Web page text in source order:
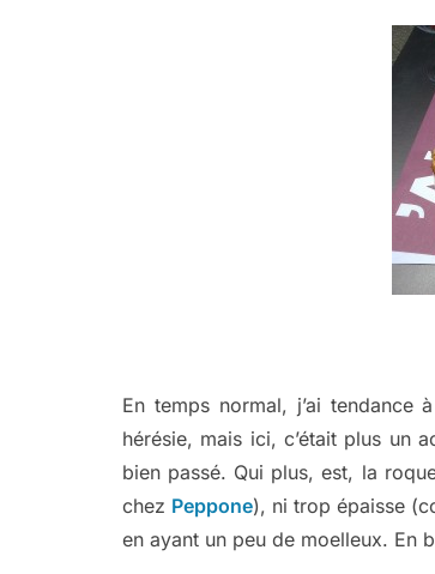
En temps normal, j’ai
hérésie, mais ici, c’était plus un
bien passé. Qui plus, est, la
chez Peppone), ni trop épaisse
en ayant un peu de moelleux. En